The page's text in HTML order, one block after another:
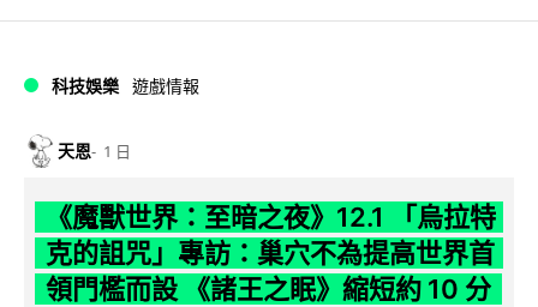
科技娛樂 遊戲情報
天恩 1 日
《魔獸世界：至暗之夜》12.1 「烏拉特
克的詛咒」專訪：巢穴不為提高世界首
領門檻而設 《諸王之眠》縮短約 10 分